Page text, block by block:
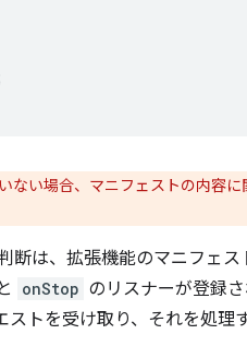
ない場合、マニフェストの内容
断は、拡張機能のマニフェス
と onStop のリスナーが登録
トを受け取り、それを処理